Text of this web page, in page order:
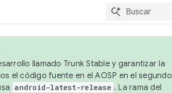
llamado Trunk Stable y garantizar la
el código fuente en el AOSP en el segundo
android-latest-release . La rama del